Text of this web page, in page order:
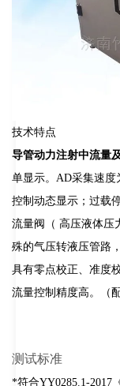
技术特点
导管动力注射中流量
单显示。AD采集速度
控制动态显示；过载
流量阀（ 高压液体压
殊的气压转液压管路
具有零点校正、准度
流量控制精度高。（
测试标准
*符合YY0285.1-2017